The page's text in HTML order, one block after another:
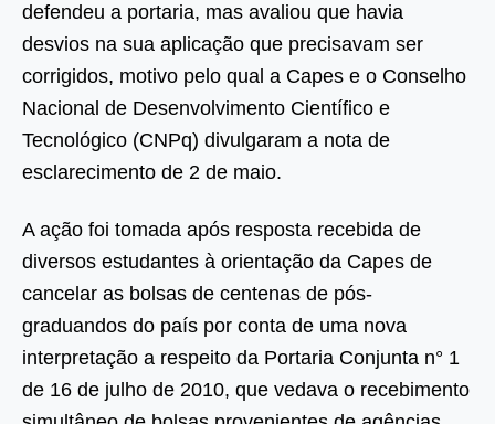
defendeu a portaria, mas avaliou que havia
desvios na sua aplicação que precisavam ser
corrigidos, motivo pelo qual a Capes e o Conselho
Nacional de Desenvolvimento Científico e
Tecnológico (CNPq) divulgaram a nota de
esclarecimento de 2 de maio.
A ação foi tomada após resposta recebida de
diversos estudantes à orientação da Capes de
cancelar as bolsas de centenas de pós-
graduandos do país por conta de uma nova
interpretação a respeito da Portaria Conjunta n° 1
de 16 de julho de 2010, que vedava o recebimento